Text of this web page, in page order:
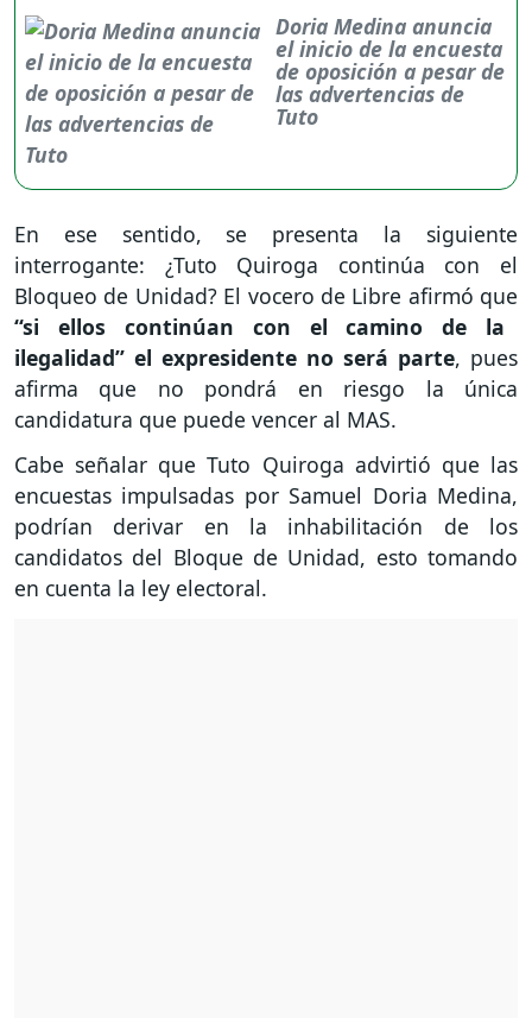
Doria Medina anuncia
el inicio de la encuesta
de oposición a pesar de
las advertencias de
Tuto
En ese sentido, se presenta la siguiente
interrogante: ¿Tuto Quiroga continúa con el
Bloqueo de Unidad? El vocero de Libre afirmó que
“si ellos continúan con el camino de la
ilegalidad” el expresidente no será parte, pues
afirma que no pondrá en riesgo la única
candidatura que puede vencer al MAS.
Cabe señalar que Tuto Quiroga advirtió que las
encuestas impulsadas por Samuel Doria Medina,
podrían derivar en la inhabilitación de los
candidatos del Bloque de Unidad, esto tomando
en cuenta la ley electoral.